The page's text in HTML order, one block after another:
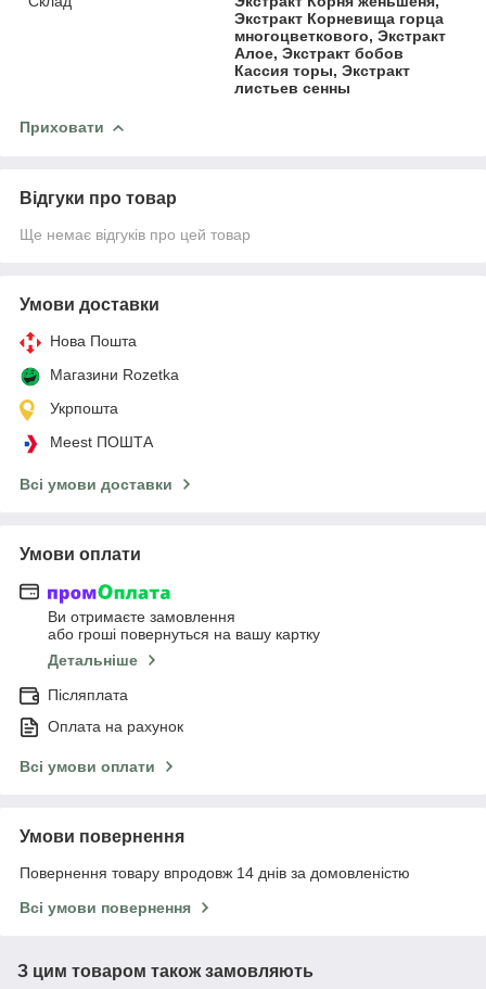
Экстракт Корневища горца
многоцветкового, Экстракт
Алое, Экстракт бобов
Кассия торы, Экстракт
листьев сенны
Приховати
Відгуки про товар
Ще немає відгуків про цей товар
Умови доставки
Нова Пошта
Магазини Rozetka
Укрпошта
Meest ПОШТА
Всі умови доставки
Умови оплати
Ви отримаєте замовлення
або гроші повернуться на вашу картку
Детальніше
Післяплата
Оплата на рахунок
Всі умови оплати
Умови повернення
Повернення товару впродовж 14 днів за домовленістю
Всі умови повернення
З цим товаром також замовляють